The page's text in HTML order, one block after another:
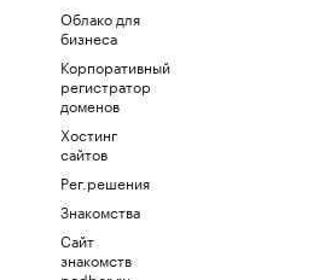
Облако для
бизнеса
Корпоративный
регистратор
доменов
Хостинг
сайтов
Рег.решения
Знакомства
Сайт
знакомств